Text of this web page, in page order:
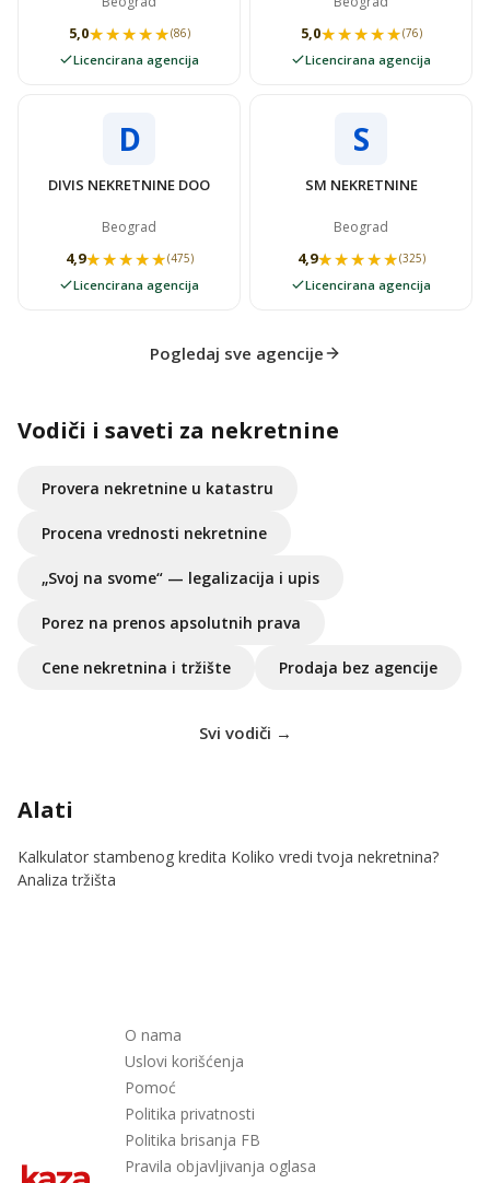
STAN
5,0★★★★★
★★★★★(86)
Licencirana agencija
5,0★★★★★
★★★★★(76)
Licencirana agencija
D
DIVIS NEKRETNINE DOO
Beograd
4,9★★★★★
★★★★★(475)
Licencirana agencija
S
SM NEKRETNINE
Beograd
4,9★★★★★
★★★★★(325)
Licencirana agencija
Pogledaj sve agencije
Vodiči i saveti za nekretnine
Provera nekretnine u katastru
Procena vrednosti nekretnine
„Svoj na svome“ — legalizacija i upis
Porez na prenos apsolutnih prava
Cene nekretnina i tržište Prodaja bez agencije
Svi vodiči →
Alati
Kalkulator stambenog kredita Koliko vredi tvoja nekretnina?
Analiza tržišta
O nama
Uslovi korišćenja
Pomoć
Politika privatnosti
Politika brisanja FB
Pravila objavljivanja oglasa